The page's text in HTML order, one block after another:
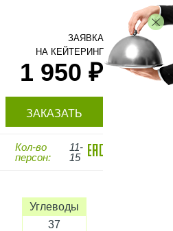
1 950 ₽
ЗАКАЗАТЬ
Кол-во
персон:
11-
15
Углеводы
37
ЗАЯВКА
НА КЕЙТЕРИНГ